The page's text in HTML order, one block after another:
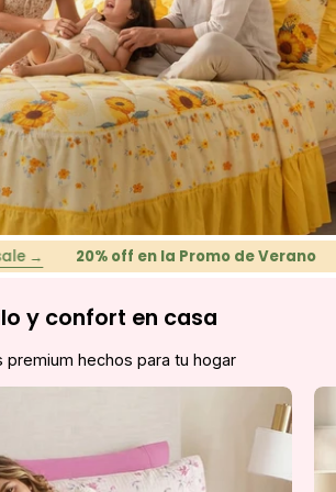
20% off en la Promo de Verano
y confort en casa
premium hechos para tu hogar